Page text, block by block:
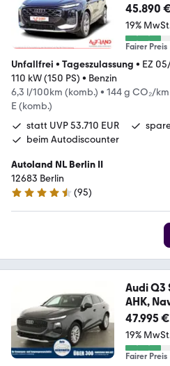
45.890
19%
Fairer Preis
Unfallfrei • Tageszulassung • EZ
110 kW (150 PS) • Benzin
6,3 l/100km (komb.) • 144 g CO₂/
E (komb.)
statt UVP 53.710 EUR
beim Autodiscounter
Autoland NL Berlin II
12683 Berlin
4.7 Sterne
(95)
Audi Q3
AHK,
47.995 €
19%
Fairer Preis